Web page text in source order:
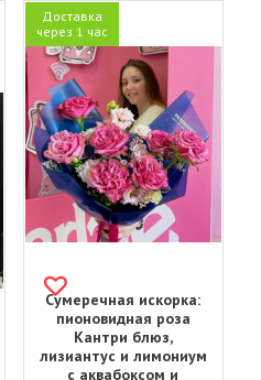
Доставка
через 1 час
Сумеречная искорка:
пионовидная роза
Кантри блюз,
лизиантус и лимониум
с аквабоксом и